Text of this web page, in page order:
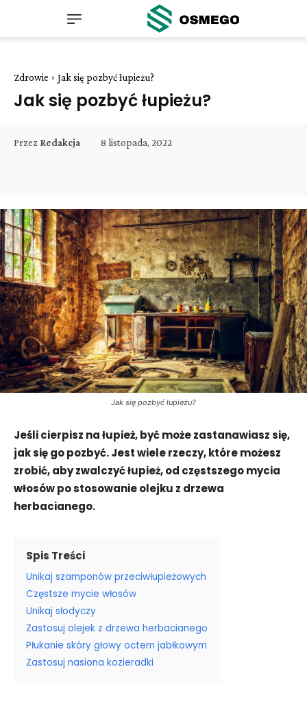
Zdrowie Jak się pozbyć łupieżu?
Jak się pozbyć łupieżu?
Przez Redakcja 8 listopada, 2022
Jak się pozbyć łupieżu?
Jeśli cierpisz na łupież, być może zastanawiasz się,
jak się go pozbyć. Jest wiele rzeczy, które możesz
zrobić, aby zwalczyć łupież, od częstszego mycia
włosów po stosowanie olejku z drzewa
herbacianego.
Spis Treści
Unikaj szamponów przeciwłupieżowych
Częstsze mycie włosów
Unikaj słodyczy
Zastosuj olejek z drzewa herbacianego
Płukanie skóry głowy octem jabłkowym
Zastosuj nasiona kozieradki